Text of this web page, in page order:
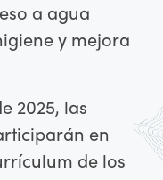
a agua
y mejora
2025, las
en
de los